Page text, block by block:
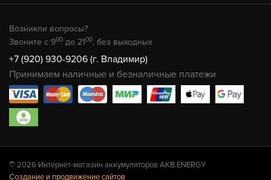
Возникли вопросы?
Звоните с 900 до 2100, без выходных
+7 (920) 930-9206 (г. Владимир)
Принимаем наличные и безналичные платежи
© 2026 Интернет-магазин аккумуляторов AKB.ENERGY
Создание и продвижение сайтов